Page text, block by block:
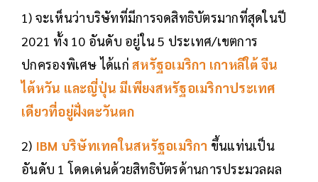
1) จะเห็นว่าบริษัทที่มีการจดสิทธิบัตรมากที่สุดในปี
2021 ทั้ง 10 อันดับ อยู่ใน 5 ประเทศ/เขตการ
ปกครองพิเศษ ได้แก่ สหรัฐอเมริกา เกาหลีใต้ จีน
ไต้หวัน และญี่ปุ่น มีเพียงสหรัฐอเมริกาประเทศ
เดียวที่อยู่ฝั่งตะวันตก
2) IBM บริษัทเทคในสหรัฐอเมริกา ขึ้นแท่นเป็น
อันดับ 1 โดดเด่นด้วยสิทธิบัตรด้านการประมวลผล